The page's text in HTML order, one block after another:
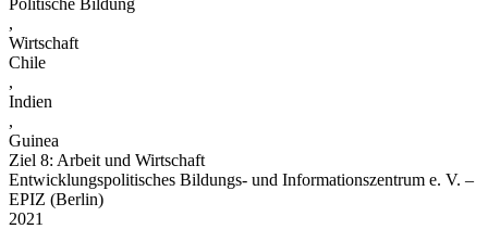
,
Wirtschaft
Chile
,
Indien
,
Guinea
Ziel 8: Arbeit und Wirtschaft
Entwicklungspolitisches Bildungs- und Informationszentrum e. V. –
EPIZ (Berlin)
2021